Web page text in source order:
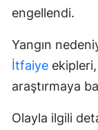
engellendi.
Yangın
İtfaiye ekipleri,
araştırmaya
Olayla ilgili